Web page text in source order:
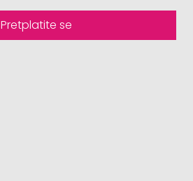
Pretplatite se